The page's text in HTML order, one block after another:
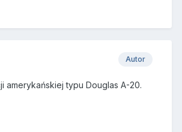
Autor
typu Douglas A-20.